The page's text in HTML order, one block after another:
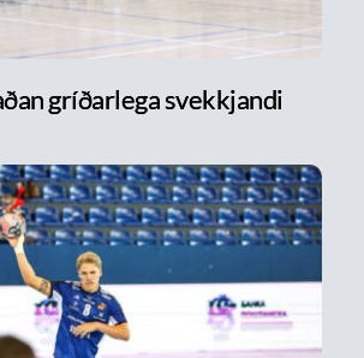
gríðarlega svekkjandi